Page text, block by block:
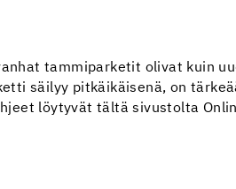
tammiparketit olivat kuin
säilyy pitkäikäisenä, on
löytyvät tältä sivustolta